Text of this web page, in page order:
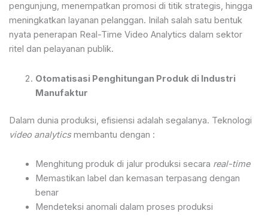
pengunjung, menempatkan promosi di titik strategis, hingga
meningkatkan layanan pelanggan. Inilah salah satu bentuk
nyata penerapan Real-Time Video Analytics dalam sektor
ritel dan pelayanan publik.
Otomatisasi Penghitungan Produk di Industri
Manufaktur
Dalam dunia produksi, efisiensi adalah segalanya. Teknologi
video analyticsmembantu dengan :
Menghitung produk di jalur produksi secara real-time
Memastikan label dan kemasan terpasang dengan
benar
Mendeteksi anomali dalam proses produksi